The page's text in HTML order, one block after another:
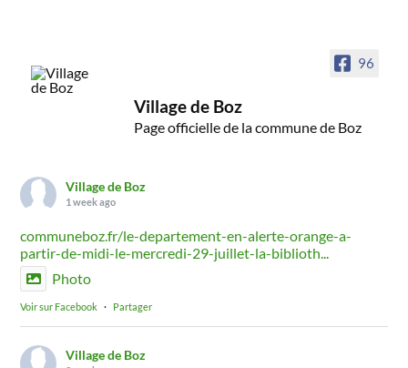
96
Village de Boz
Page officielle de la commune de Boz
Village de Boz
1 week ago
communeboz.fr/le-departement-en-alerte-orange-a-
partir-de-midi-le-mercredi-29-juillet-la-biblioth...
Photo
Voir sur Facebook · Partager
Village de Boz